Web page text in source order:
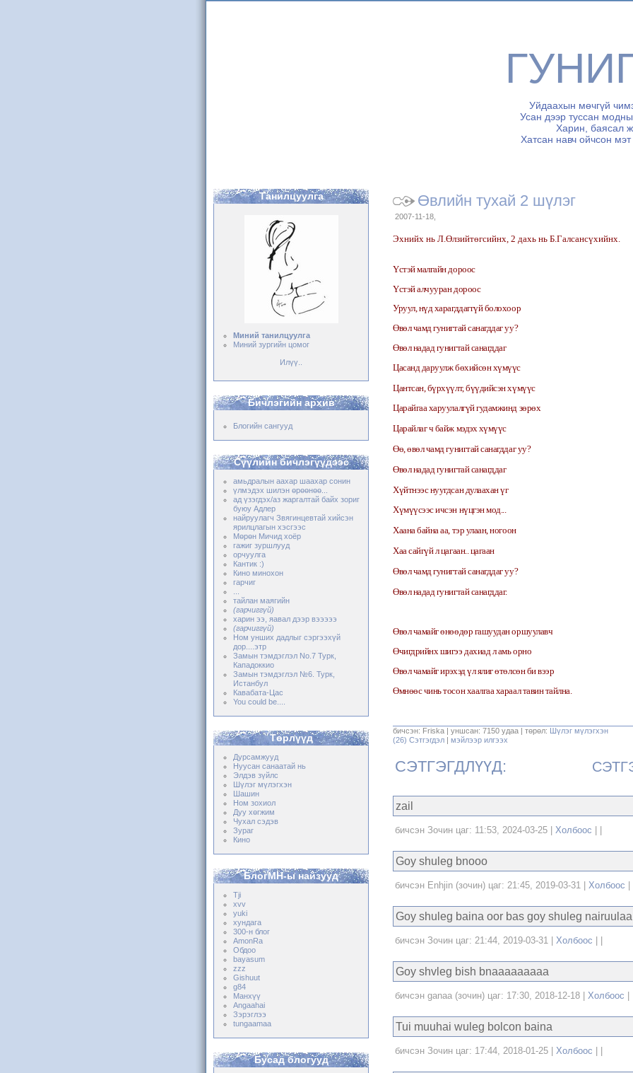
Уйдаахын мөчгүй
Усан дээр туссан
Харин, баясал
Хатсан навч ойчсон
Танилцуулга
Миний танилцуулга
Миний зургийн цомог
Илүү..
Бичлэгийн архив
Блогийн сангууд
Сүүлийн бичлэгүүдээс
амьдралын аахар шаахар сонин
үлмэдэх шилэн өрөөнөө...
ад үзэгдэх/аз жаргалтай байх зориг
буюу Адлер
найруулагч Звягинцевтай хийсэн
ярилцлагын хэсгээс
Мөрөн Мичид хоёр
гажиг зуршлууд
орчуулга
Кантик :)
Кино минохон
гарчиг
тайлан маягийн
(гарчиггүй)
харин ээ, яавал дээр вэээээ
(гарчиггүй)
Ном унших дадлыг сэргээхүй
дор....этр
Замын тэмдэглэл No.7 Турк,
Кападоккио
Замын тэмдэглэл №6. Турк,
Истанбул
Кавабата-Цас
You could be....
Төрлүүд
Дурсамжууд
Нуусан санаатай нь
Элдэв зүйлс
Шүлэг мүлэгхэн
Шашин
Ном зохиол
Дуу хөгжим
Чухал сэдэв
Зураг
Кино
БлогМН-ы найзууд
Tji
xvv
yuki
хундага
300-н блог
AmonRa
Обдоо
bayasum
zzz
Gishuut
g84
Манхүү
Angaahai
Зэрэглээ
tungaamaa
Бусад блогууд
Өвлийн тухай 2 шүлэг
2007-11-18,
Эхнийх нь Л.Өлзийтөгсийнх, 2 дахь нь Б.Галсансүхийнх.
Үстэй малгайн дороос
Үстэй алчууран дороос
Уруул, нүд харагддаггүй болохоор
Өвөл чамд гунигтай санагддаг уу?
Өвөл надад гунигтай санагддаг
Цасанд даруулж бөхийсөн хүмүүс
Цантсан, бүрхүүлт, бүүдийсэн хүмүүс
Царайгаа харуулалгүй гудамжинд зөрөх
Царайлаг ч байж мэдэх хүмүүс
Өө, өвөл чамд гунигтай санагддаг уу?
Өвөл надад гунигтай санагддаг
Хүйтнээс нуугдсан дулаахан үг
Хүмүүсээс ичсэн нүцгэн мод...
Хаана байна аа, тэр улаан, ногоон
Хаа сайгүй л цагаан.. цагаан
Өвөл чамд гунигтай санагддаг уу?
Өвөл надад гунигтай санагддаг.
Өвөл чамайг өнөөдөр гашуудан оршуулавч
Өчигдрийнх шигээ дахиад л амь орно
Өвөл чамайг ирэхэд үл ялиг өтөлсөн би вээр
Өмнөөс чинь тосон хаалгаа хараал тавин тайлна.
бичсэн: Friska | уншсан: 7150 удаа | төрөл:
Шүлэг мүлэгхэн
(26) Cэтгэгдэл
мэйлээр илгээх
СЭТГЭГДЛҮҮД:
zail
бичсэн Зочин цаг: 11:53, 2024-03-25 | Холбоос
Goy shuleg bnooo
бичсэн Enhjin (зочин) цаг: 21:45, 2019-03-31 | Холбоос
Goy shuleg baina oor bas goy shuleg
бичсэн Зочин цаг: 21:44, 2019-03-31 | Холбоос
Goy shvleg bish bnaaaaaaaaa
бичсэн ganaa (зочин) цаг: 17:30, 2018-12-18 | Холбоос
Tui muuhai wuleg bolcon baina
бичсэн Зочин цаг: 17:44, 2018-01-25 | Холбоос